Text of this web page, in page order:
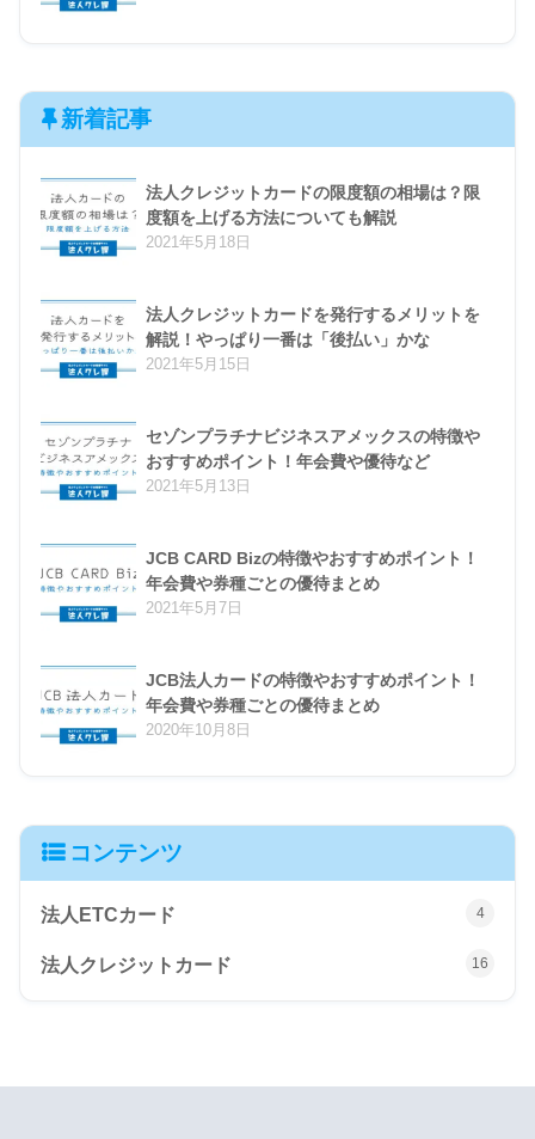
新着記事
法人クレジットカードの限度額の相場は？限
度額を上げる方法についても解説
2021年5月18日
法人クレジットカードを発行するメリットを
解説！やっぱり一番は「後払い」かな
2021年5月15日
セゾンプラチナビジネスアメックスの特徴や
おすすめポイント！年会費や優待など
2021年5月13日
JCB CARD Bizの特徴やおすすめポイント！
年会費や券種ごとの優待まとめ
2021年5月7日
JCB法人カードの特徴やおすすめポイント！
年会費や券種ごとの優待まとめ
2020年10月8日
コンテンツ
法人ETCカード 4
法人クレジットカード 16